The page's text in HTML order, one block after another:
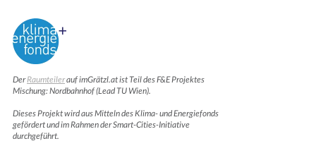
DerRaumteilerauf imGrätzl.at ist Teil des F&E Projektes
Mischung: Nordbahnhof (Lead TU Wien).
Dieses Projekt wird aus Mitteln des Klima- und Energiefonds
gefördert und im Rahmen der Smart-Cities-Initiative
durchgeführt.